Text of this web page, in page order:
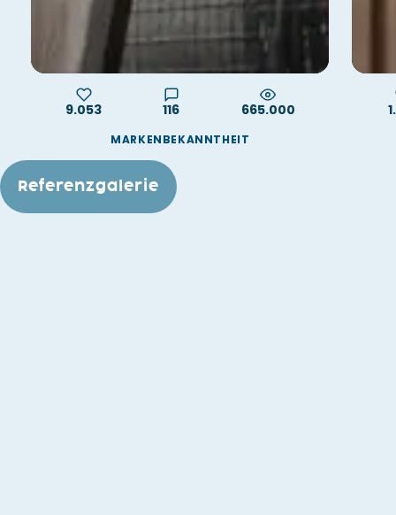
9.053 116 665.000
MARKENBEKANNTHEIT
Referenzgalerie